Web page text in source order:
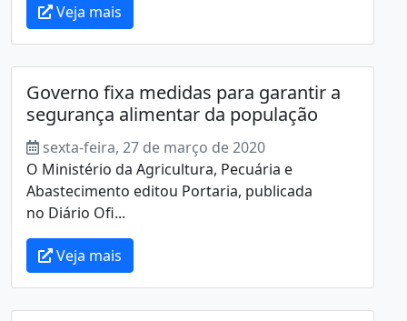
Veja mais
Governo fixa medidas para garantir a
segurança alimentar da população
sexta-feira, 27 de março de 2020
O Ministério da Agricultura, Pecuária e
Abastecimento editou Portaria, publicada
no Diário Ofi...
Veja mais